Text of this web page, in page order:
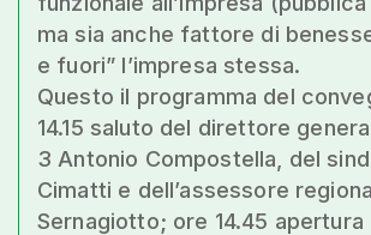
ma sia anche fattore di
e fuori” l’impresa stessa.
Questo il programma del
14.15 saluto del direttore
3 Antonio Compostella, del
Cimatti e dell’assessore
Sernagiotto; ore 14.45 apertura